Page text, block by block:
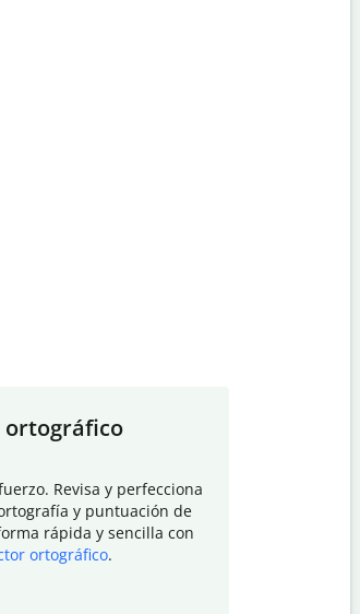
Revisa y perfecciona
y puntuación de
rápida y sencilla con
ortográfico.